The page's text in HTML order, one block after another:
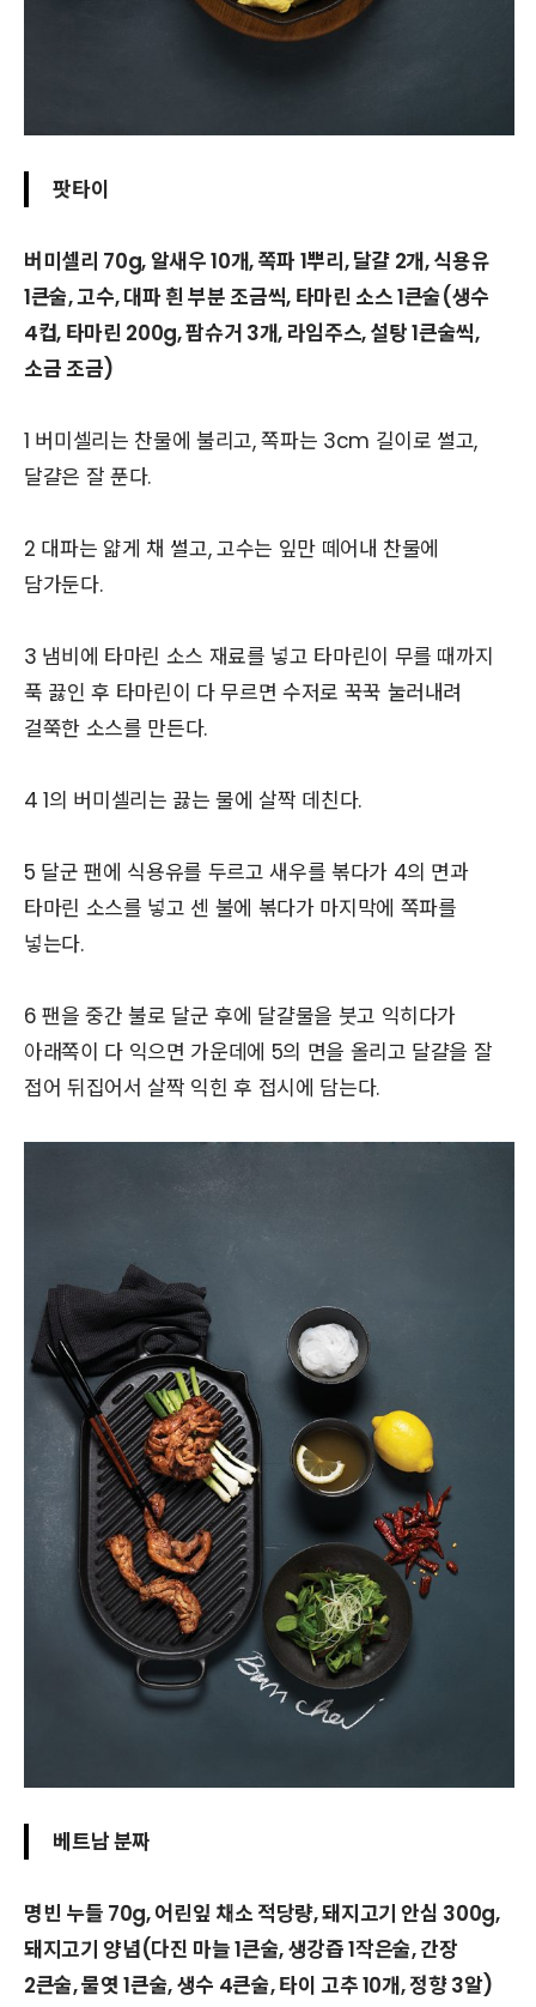
팟타이
버미셀리 70g, 알새우 10개, 쪽파 1뿌리, 달걀 2개, 식용유
1큰술, 고수, 대파 흰 부분 조금씩, 타마린 소스 1큰술(생수
4컵, 타마린 200g, 팜슈거 3개, 라임주스, 설탕 1큰술씩,
소금 조금)
1 버미셀리는 찬물에 불리고, 쪽파는 3cm 길이로 썰고,
달걀은 잘 푼다.
2 대파는 얇게 채 썰고, 고수는 잎만 떼어내 찬물에
담가둔다.
3 냄비에 타마린 소스 재료를 넣고 타마린이 무를 때까지
푹 끓인 후 타마린이 다 무르면 수저로 꾹꾹 눌러내려
걸쭉한 소스를 만든다.
4 1의 버미셀리는 끓는 물에 살짝 데친다.
5 달군 팬에 식용유를 두르고 새우를 볶다가 4의 면과
타마린 소스를 넣고 센 불에 볶다가 마지막에 쪽파를
넣는다.
6 팬을 중간 불로 달군 후에 달걀물을 붓고 익히다가
아래쪽이 다 익으면 가운데에 5의 면을 올리고 달걀을 잘
접어 뒤집어서 살짝 익힌 후 접시에 담는다.
베트남 분짜
명빈 누들 70g, 어린잎 채소 적당량, 돼지고기 안심 300g,
돼지고기 양념(다진 마늘 1큰술, 생강즙 1작은술, 간장
2큰술, 물엿 1큰술, 생수 4큰술, 타이 고추 10개, 정향 3알)